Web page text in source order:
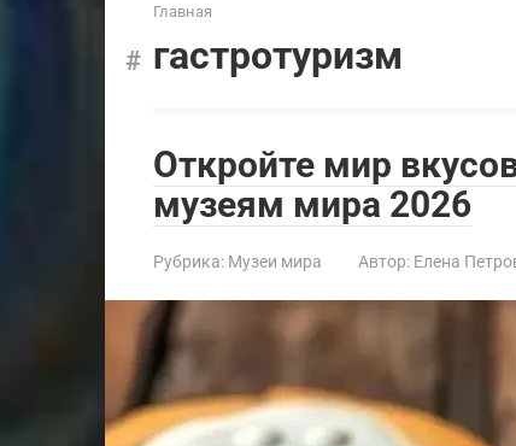
Главная
гастротуризм
Откройте мир
музеям мира 2026
Рубрика: Музеи мира Автор: Елена